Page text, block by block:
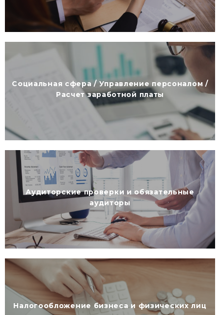
Социальная сфера / Управление персоналом /
Расчет заработной платы
Аудиторские проверки и обязательные
аудиторы
Налогообложение бизнеса и физических лиц